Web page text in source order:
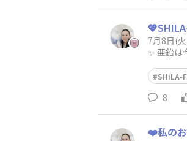
7月8日(
✨️ 亜鉛
SHiLA-
8
❤️私の